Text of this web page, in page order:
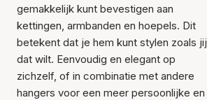
gemakkelijk kunt bevestigen aan
kettingen, armbanden en hoepels. Dit
betekent dat je hem kunt stylen zoals jij
dat wilt. Eenvoudig en elegant op
zichzelf, of in combinatie met andere
hangers voor een meer persoonlijke en